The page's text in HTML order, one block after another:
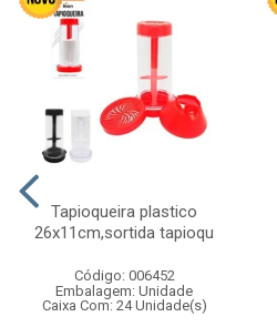
Tapioqueira plastico
26x11cm,sortida tapioqu
Código: 006452
Embalagem: Unidade
Caixa Com: 24 Unidade(s)